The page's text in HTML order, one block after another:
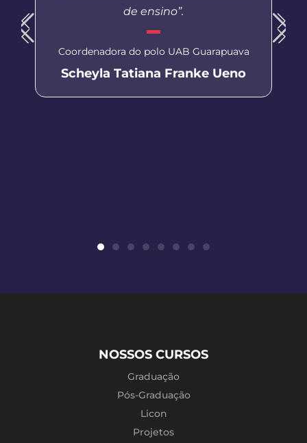
de ensino”.
Coordenadora do polo UAB Guarapuava
Scheyla Tatiana Franke Ueno
NOSSOS CURSOS
Graduação
Pós-Graduação
Licon
Projetos